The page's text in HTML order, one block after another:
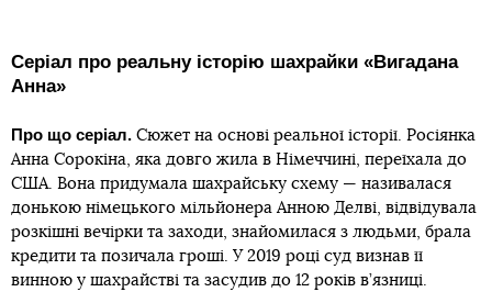
Серіал про реальну історію шахрайки «Вигадана
Анна»
Про що серіал. Сюжет на основі реальної історії. Росіянка
Анна Сорокіна, яка довго жила в Німеччині, переїхала до
США. Вона придумала шахрайську схему — називалася
донькою німецького мільйонера Анною Делві, відвідувала
розкішні вечірки та заходи, знайомилася з людьми, брала
кредити та позичала гроші. У 2019 році суд визнав її
винною у шахрайстві та засудив до 12 років в’язниці.